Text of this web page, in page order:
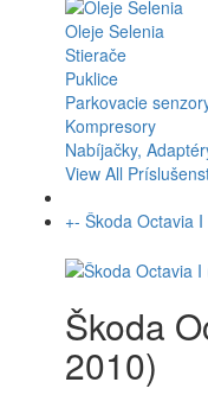
Oleje Selenia
Stierače
Puklice
Parkovacie
Kompresory
Nabíjačky,
View All
+- Škoda Octavia
Škoda
2010)